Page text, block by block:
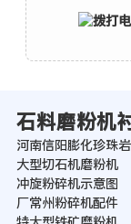
石料磨粉机
河南信阳膨化珍珠
大型切石机磨粉机
冲旋粉碎机示意图
厂常州粉碎机配件